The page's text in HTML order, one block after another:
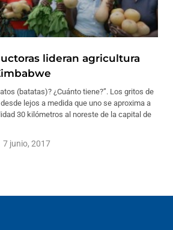
lideran agricultura
(batatas)? ¿Cuánto tiene?”. Los gritos de
lejos a medida que uno se aproxima a
30 kilómetros al noreste de la capital de
7 junio, 2017